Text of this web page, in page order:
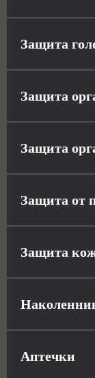
Защита
Защита
Защита
Защита от
Защита
Аптечки